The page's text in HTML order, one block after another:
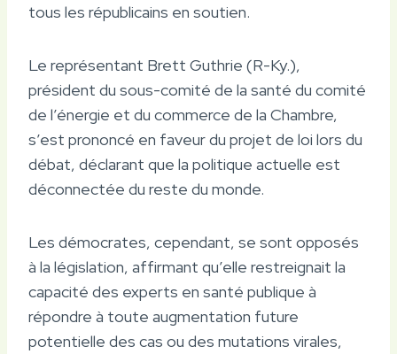
tous les républicains en soutien.
Le représentant Brett Guthrie (R-Ky.),
président du sous-comité de la santé du comité
de l’énergie et du commerce de la Chambre,
s’est prononcé en faveur du projet de loi lors du
débat, déclarant que la politique actuelle est
déconnectée du reste du monde.
Les démocrates, cependant, se sont opposés
à la législation, affirmant qu’elle restreignait la
capacité des experts en santé publique à
répondre à toute augmentation future
potentielle des cas ou des mutations virales,